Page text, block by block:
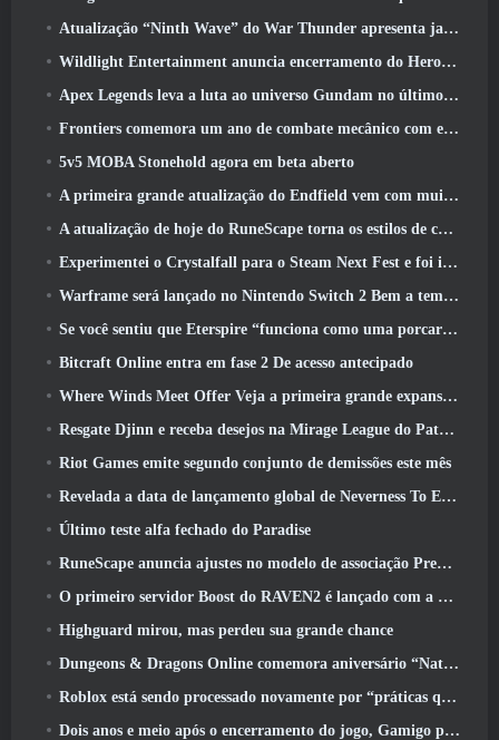
Atualização “Ninth Wave” do War Thunder apresenta jatos Rank IX
Wildlight Entertainment anuncia encerramento do Hero Shooter Highguard gratuito
Apex Legends leva a luta ao universo Gundam no último evento de crossover
Frontiers comemora um ano de combate mecânico com eventos de aniversário
5v5 MOBA Stonehold agora em beta aberto
A primeira grande atualização do Endfield vem com muitas otimizações
A atualização de hoje do RuneScape torna os estilos de combate originais do MMORPG mais fáceis de aprender
Experimentei o Crystalfall para o Steam Next Fest e foi isso que aprendi
Warframe será lançado no Nintendo Switch 2 Bem a tempo para a próxima grande atualização, O Shadowgrapher
Se você sentiu que Eterspire “funciona como uma porcaria”, O diretor criativo diz que isso não acontece mais
Bitcraft Online entra em fase 2 De acesso antecipado
Where Winds Meet Offer Veja a primeira grande expansão na transmissão ao vivo Hexi
Resgate Djinn e receba desejos na Mirage League do Path Of Exile
Riot Games emite segundo conjunto de demissões este mês
Revelada a data de lançamento global de Neverness To Everness
Último teste alfa fechado do Paradise
RuneScape anuncia ajustes no modelo de associação Premier para levar em conta as mudanças recentes no MMORPG
O primeiro servidor Boost do RAVEN2 é lançado com a atualização de hoje
Highguard mirou, mas perdeu sua grande chance
Dungeons & Dragons Online comemora aniversário “Natural 20” com missões e recompensas especiais
Roblox está sendo processado novamente por “práticas que colocam em perigo e exploram crianças”
Dois anos e meio após o encerramento do jogo, Gamigo provoca o retorno do MMO medieval Glory Victis